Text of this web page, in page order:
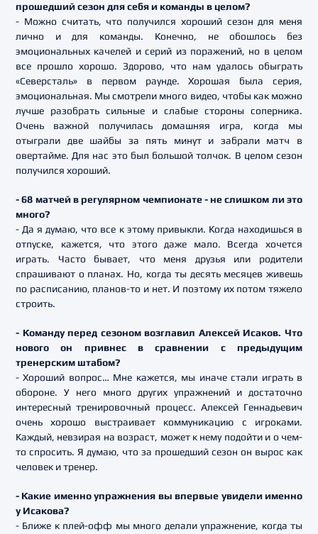
прошедший сезон для себя и команды в целом?
- Можно считать, что получился хороший сезон для меня
лично и для команды. Конечно, не обошлось без
эмоциональных качелей и серий из поражений, но в целом
все прошло хорошо. Здорово, что нам удалось обыграть
«Северсталь» в первом раунде. Хорошая была серия,
эмоциональная. Мы смотрели много видео, чтобы как можно
лучше разобрать сильные и слабые стороны соперника.
Очень важной получилась домашняя игра, когда мы
отыграли две шайбы за пять минут и забрали матч в
овертайме. Для нас это был большой толчок. В целом сезон
получился хороший.
- 68 матчей в регулярном чемпионате - не слишком ли это
много?
- Да я думаю, что все к этому привыкли. Когда находишься в
отпуске, кажется, что этого даже мало. Всегда хочется
играть. Часто бывает, что меня друзья или родители
спрашивают о планах. Но, когда ты десять месяцев живешь
по расписанию, планов-то и нет. И поэтому их потом тяжело
строить.
- Команду перед сезоном возглавил Алексей Исаков. Что
нового он привнес в сравнении с предыдущим
тренерским штабом?
- Хороший вопрос… Мне кажется, мы иначе стали играть в
обороне. У него много других упражнений и достаточно
интересный тренировочный процесс. Алексей Геннадьевич
очень хорошо выстраивает коммуникацию с игроками.
Каждый, невзирая на возраст, может к нему подойти и о чем-
то спросить. Я думаю, что за прошедший сезон он вырос как
человек и тренер.
- Какие именно упражнения вы впервые увидели именно
у Исакова?
- Ближе к плей-офф мы много делали упражнение, когда ты